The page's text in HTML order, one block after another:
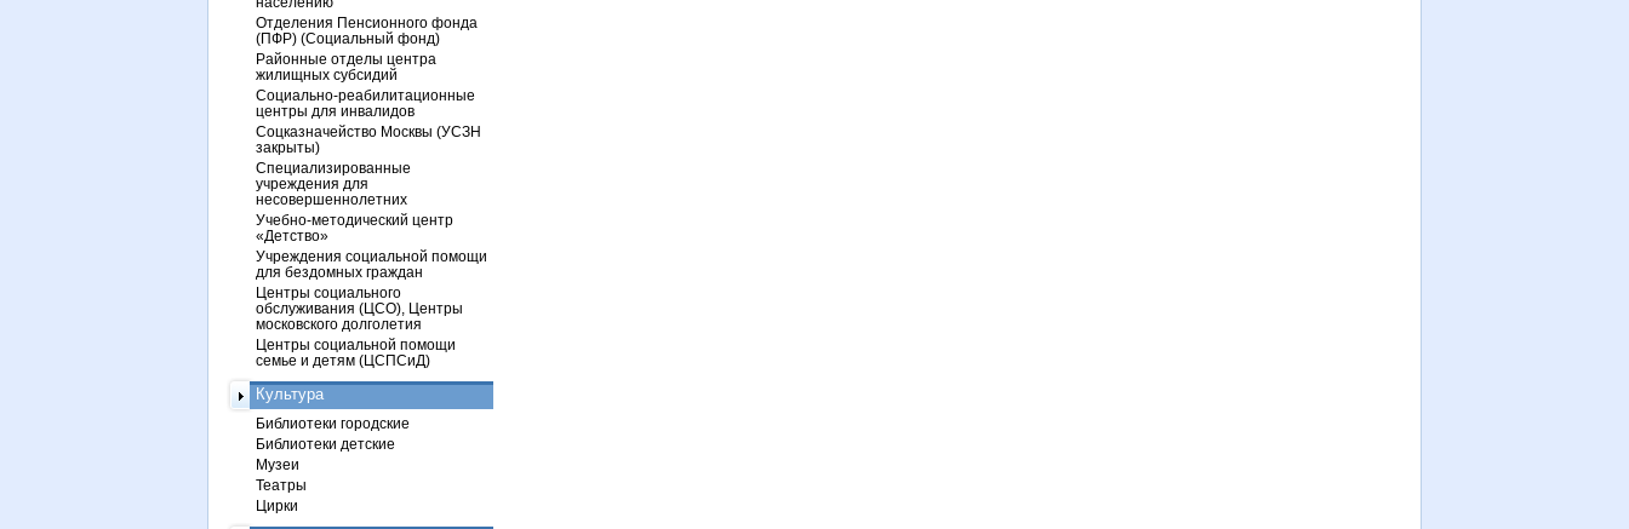
Отделения Пенсионного фонда
(ПФР) (Социальный фонд)
Районные отделы центра
жилищных субсидий
Социально-реабилитационные
центры для инвалидов
Соцказначейство Москвы (УСЗН
закрыты)
Специализированные
учреждения для
несовершеннолетних
Учебно-методический центр
«Детство»
Учреждения социальной помощи
для бездомных граждан
Центры социального
обслуживания (ЦСО), Центры
московского долголетия
Центры социальной помощи
семье и детям (ЦСПСиД)
Культура
Библиотеки городские
Библиотеки детские
Музеи
Театры
Цирки